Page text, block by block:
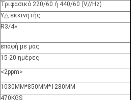
Τριφασικό 220/60 ή 440/60 (V//Hz)
Υ△ εκκινητής
R3/4»
επαφή με μας
15-20 ημέρες
<2ppm>
1030MM*850MM*1280MM
470KGS